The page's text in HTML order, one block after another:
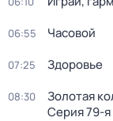
06:55 Часовой
07:25 Здоровье
08:30 Золотая
Серия 79-я